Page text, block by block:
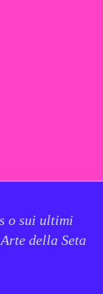
o sui ultimi
della Seta